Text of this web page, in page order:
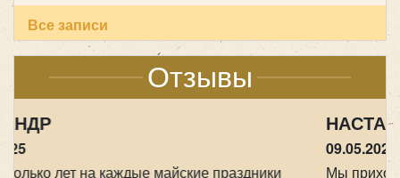
Все записи
Отзывы
НАСТАСИЯ
Мы прихожане от Храма всех Святых в земле
Класс:Туристический